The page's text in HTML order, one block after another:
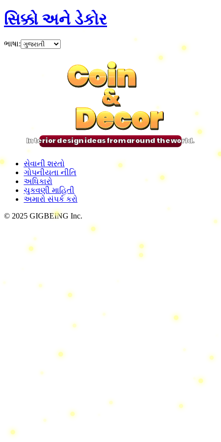
સિક્કો અને ડેકોર
ભાષા:
Coin
&
Decor
Coin
&
Decor
Coin
&
Decor
Coin
&
Decor
Interior design ideas from around the world.
સેવાની શરતો
ગોપનીયતા નીતિ
અધિકારો
ચુકવણી માહિતી
અમારો સંપર્ક કરો
© 2025 GIGBEING Inc.